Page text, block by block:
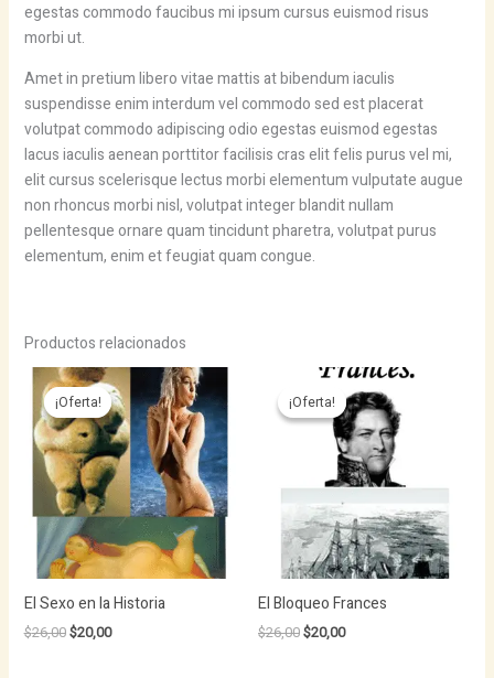
egestas commodo faucibus mi ipsum cursus euismod risus
morbi ut.
Amet in pretium libero vitae mattis at bibendum iaculis
suspendisse enim interdum vel commodo sed est placerat
volutpat commodo adipiscing odio egestas euismod egestas
lacus iaculis aenean porttitor facilisis cras elit felis purus vel mi,
elit cursus scelerisque lectus morbi elementum vulputate augue
non rhoncus morbi nisl, volutpat integer blandit nullam
pellentesque ornare quam tincidunt pharetra, volutpat purus
elementum, enim et feugiat quam congue.
Productos relacionados
¡Oferta!
¡Oferta!
El Sexo en la Historia
$26,00Original
$20,00Current
¡Oferta!
¡Oferta!
El Bloqueo Frances
$26,00Original
$20,00Current